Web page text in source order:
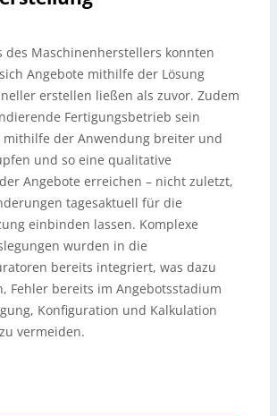
des Maschinenherstellers konnten
Angebote mithilfe der Lösung
erstellen ließen als zuvor. Zudem
Fertigungsbetrieb sein
mithilfe der Anwendung breiter und
und so eine qualitative
Angebote erreichen – nicht zuletzt,
tagesaktuell für die
einbinden lassen. Komplexe
wurden in die
bereits integriert, was dazu
Fehler bereits im Angebotsstadium
Konfiguration und Kalkulation
vermeiden.